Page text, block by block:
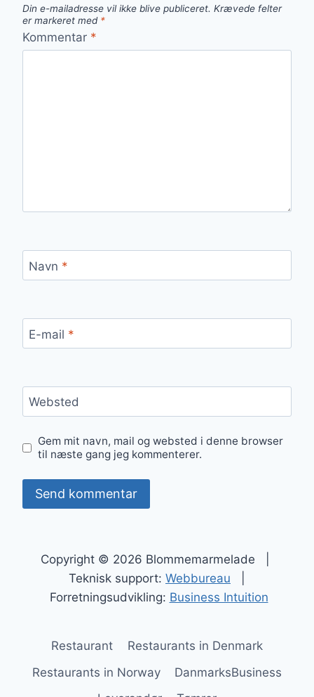
Din e-mailadresse vil ikke blive publiceret. Krævede felter
er markeret med *
Kommentar *
Navn *
E-mail *
Websted
Gem mit navn, mail og websted i denne browser
til næste gang jeg kommenterer.
Copyright © 2026 Blommemarmelade |
Teknisk support: Webbureau
Forretningsudvikling: Business Intuition
Restaurant
Restaurants in Denmark
Restaurants in Norway
DanmarksBusiness